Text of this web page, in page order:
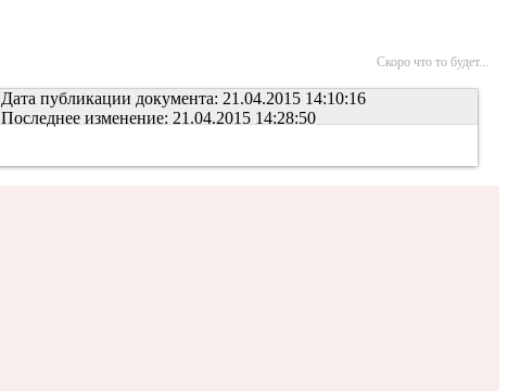
Скоро что то будет...
Дата публикации документа: 21.04.2015 14:10:16
Последнее изменение: 21.04.2015 14:28:50